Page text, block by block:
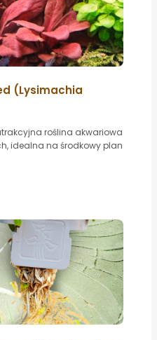
(Lysimachia
roślina akwariowa
idealna na środkowy plan